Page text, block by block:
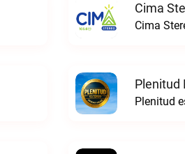
Cima
Cima
Plenitud